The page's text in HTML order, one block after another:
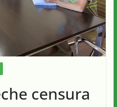
censura